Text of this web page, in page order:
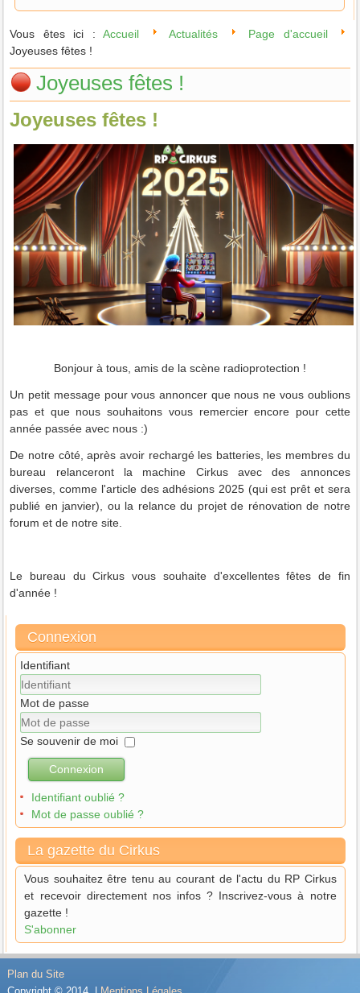
Vous êtes ici : Accueil Actualités
Page d'accueil
Joyeuses fêtes !
Joyeuses fêtes !
Joyeuses fêtes !
Bonjour à tous, amis de la scène radioprotection !
Un petit message pour vous annoncer que nous ne vous oublions
pas et que nous souhaitons vous remercier encore pour cette
année passée avec nous :)
De notre côté, après avoir rechargé les batteries, les membres du
bureau relanceront la machine Cirkus avec des annonces
diverses, comme l'article des adhésions 2025 (qui est prêt et sera
publié en janvier), ou la relance du projet de rénovation de notre
forum et de notre site.
Le bureau du Cirkus vous souhaite d'excellentes fêtes de fin
d'année !
Connexion
Identifiant
Mot de passe
Se souvenir de moi
Connexion
Identifiant oublié ?
Mot de passe oublié ?
La gazette du Cirkus
Vous souhaitez être tenu au courant de l'actu du RP Cirkus
et recevoir directement nos infos ? Inscrivez-vous à notre
gazette !
S'abonner
Plan du Site